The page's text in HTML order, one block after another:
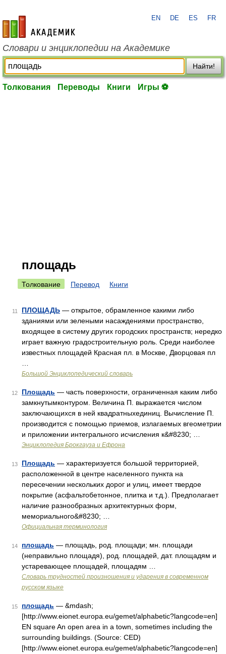
academic.ru
EN DE ES FR
Словари и энциклопедии на Академике
Найти!
Толкования Переводы Книги Игры ⚽
площадь
Толкование Перевод Книги
11 ПЛОЩАДЬ — открытое, обрамленное какими либо
зданиями или зелеными насаждениями пространство,
входящее в систему других городских пространств; нередко
играет важную градостроительную роль. Среди наиболее
известных площадей Красная пл. в Москве, Дворцовая пл
Большой Энциклопедический словарь
12 Площадь — часть поверхности, ограниченная каким либо
замкнутымконтуром. Величина П. выражается числом
заключающихся в ней квадратныхединиц. Вычисление П.
производится с помощью приемов, излагаемых вгеометрии
и приложении интегрального исчисления к&#8230; …
Энциклопедия Брокгауза и Ефрона
13 Площадь — характеризуется большой территорией,
расположенной в центре населенного пункта на
пересечении нескольких дорог и улиц, имеет твердое
покрытие (асфальтобетонное, плитка и т.д.). Предполагает
наличие разнообразных архитектурных форм,
мемориального&#8230; …
Официальная терминология
14 площадь — площадь, род. площади; мн. площади
(неправильно площадя), род. площадей, дат. площадям и
устаревающее площадей, площадям …
Словарь трудностей произношения и ударения в современном
русском языке
15 площадь — &mdash;
[http://www.eionet.europa.eu/gemet/alphabetic?langcode=en]
EN square An open area in a town, sometimes including the
surrounding buildings. (Source: CED)
[http://www.eionet.europa.eu/gemet/alphabetic?langcode=en]